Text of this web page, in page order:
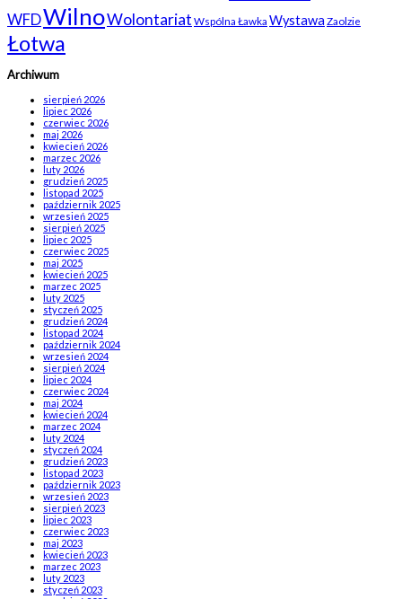
WFDWilnoWolontariat Wspólna Ławka Wystawa Zaolzie
Łotwa
Archiwum
sierpień 2026
lipiec 2026
czerwiec 2026
maj 2026
kwiecień 2026
marzec 2026
luty 2026
grudzień 2025
listopad 2025
październik 2025
wrzesień 2025
sierpień 2025
lipiec 2025
czerwiec 2025
maj 2025
kwiecień 2025
marzec 2025
luty 2025
styczeń 2025
grudzień 2024
listopad 2024
październik 2024
wrzesień 2024
sierpień 2024
lipiec 2024
czerwiec 2024
maj 2024
kwiecień 2024
marzec 2024
luty 2024
styczeń 2024
grudzień 2023
listopad 2023
październik 2023
wrzesień 2023
sierpień 2023
lipiec 2023
czerwiec 2023
maj 2023
kwiecień 2023
marzec 2023
luty 2023
styczeń 2023